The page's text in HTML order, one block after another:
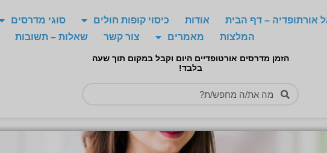
אורתופדיה – דף הבית אודות כיסוי קופות חולים
סוגי מדרסים
המלצות
מאמרים צור קשר שאלות – תשובות
הזמן מדרסים אורטופדיים היום וקבל במקום תוך שעה
בלבד!